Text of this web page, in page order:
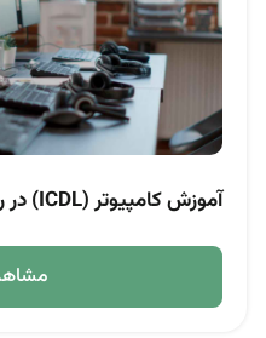
آموزش کامپیوتر (ICDL) در رشت